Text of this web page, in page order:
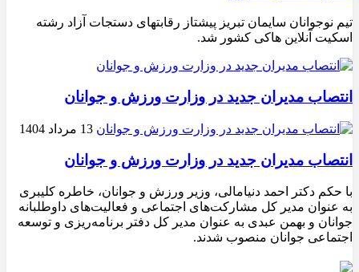
تیم نوجوانان سایمان تبریز پیشتاز رقابتهای دستجات آزاد رشته
اسکیت آنلاین هاکی کشور شد.
انتصاب مدیران جدید در وزارت ورزش و جوانان
13 مرداد 1404
انتصاب مدیران جدید در وزارت ورزش و جوانان
با حکم دکتر احمد دنیامالی، وزیر ورزش و جوانان، خاطره کلیبری
به عنوان مدیر کل مشارکت‌های اجتماعی و فعالیت‌های داوطلبانه
جوانان و بهمن عبدی به عنوان مدیر کل دفتر برنامه‌ریزی و توسعه
اجتماعی جوانان منصوب شدند.